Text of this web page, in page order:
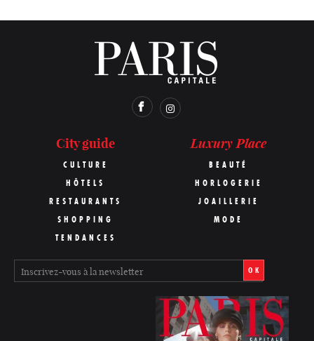
City guide
CULTURE
HÔTELS
RESTAURANTS
SHOPPING
TENDANCES
Luxury Place
BEAUTÉ
HORLOGERIE
JOAILLERIE
MODE
OK